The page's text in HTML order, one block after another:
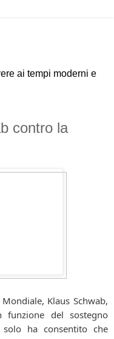
ai tempi moderni e
contro la
Klaus Schwab,
funzione del sostegno
solo ha consentito che